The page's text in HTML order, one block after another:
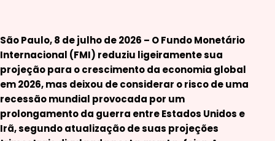
São Paulo, 8 de julho de 2026 – O Fundo Monetário
Internacional (FMI) reduziu ligeiramente sua
projeção para o crescimento da economia global
em 2026, mas deixou de considerar o risco de uma
recessão mundial provocada por um
prolongamento da guerra entre Estados Unidos e
Irã, segundo atualização de suas projeções